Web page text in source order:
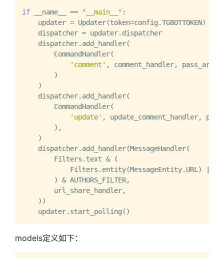
if __name__ == "__main__" :
    updater = Updater(token=config.TGBOTTOKEN)
    dispatcher = updater.dispatcher
    dispatcher.add_handler(
        CommandHandler(
'comment' , comment_handler, pass_args=
        )
    )
    dispatcher.add_handler(
        CommandHandler(
'update' , update_comment_handler,
        ),
    )
    dispatcher.add_handler(MessageHandler(
        Filters.text & (
Filters.entity(MessageEntity.URL) |
        ) & AUTHORS_FILTER,
        url_share_handler,
    ))
models定义如下：